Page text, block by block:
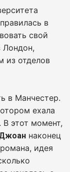
в
свой
Лондон,
из отделов
в Манчестер.
ехала
этот момент,
наконец
идея